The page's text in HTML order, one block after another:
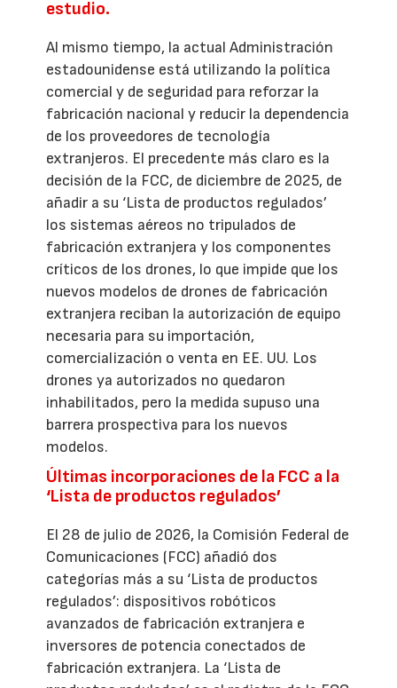
estudio.
Al mismo tiempo, la actual Administración
estadounidense está utilizando la política
comercial y de seguridad para reforzar la
fabricación nacional y reducir la dependencia
de los proveedores de tecnología
extranjeros. El precedente más claro es la
decisión de la FCC, de diciembre de 2025, de
añadir a su ‘Lista de productos regulados’
los sistemas aéreos no tripulados de
fabricación extranjera y los componentes
críticos de los drones, lo que impide que los
nuevos modelos de drones de fabricación
extranjera reciban la autorización de equipo
necesaria para su importación,
comercialización o venta en EE. UU. Los
drones ya autorizados no quedaron
inhabilitados, pero la medida supuso una
barrera prospectiva para los nuevos
modelos.
Últimas incorporaciones de la FCC a la
‘Lista de productos regulados’
El 28 de julio de 2026, la Comisión Federal de
Comunicaciones (FCC) añadió dos
categorías más a su ‘Lista de productos
regulados’: dispositivos robóticos
avanzados de fabricación extranjera e
inversores de potencia conectados de
fabricación extranjera. La ‘Lista de